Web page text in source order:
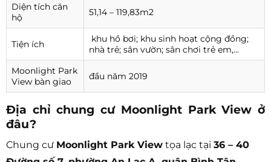
Diện tích căn
hộ
51,14 – 119,83m2
Tiện ích
khu hồ bơi; khu sinh hoạt cộng đồng;
nhà trẻ; sân vườn; sân chơi trẻ em,…
Moonlight Park
View bàn giao
đầu năm 2019
Địa chỉ chung cư Moonlight Park View ở
đâu?
Chung cư Moonlight Park View tọa lạc tại 36 – 40